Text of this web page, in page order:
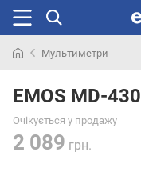
раніше
Мультиметри
EMOS MD-430
Очікується у продажу
2 089 грн.